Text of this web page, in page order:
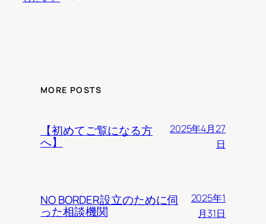
MORE POSTS
【初めてご覧になる方
へ】
2025年4月27
日
NO BORDER設立のために伺
った相談機関
2025年1
月31日